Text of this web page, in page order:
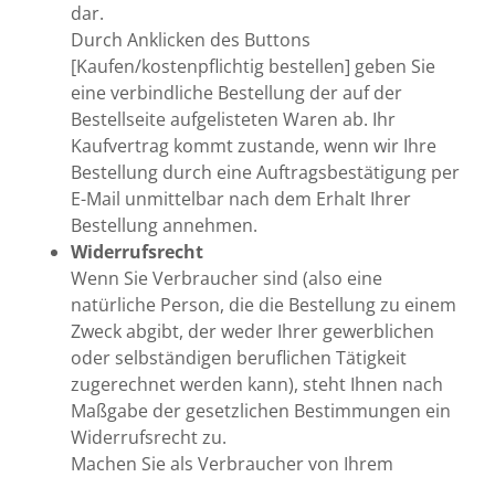
dar.
Durch Anklicken des Buttons
[Kaufen/kostenpflichtig bestellen] geben Sie
eine verbindliche Bestellung der auf der
Bestellseite aufgelisteten Waren ab. Ihr
Kaufvertrag kommt zustande, wenn wir Ihre
Bestellung durch eine Auftragsbestätigung per
E-Mail unmittelbar nach dem Erhalt Ihrer
Bestellung annehmen.
Widerrufsrecht
Wenn Sie Verbraucher sind (also eine
natürliche Person, die die Bestellung zu einem
Zweck abgibt, der weder Ihrer gewerblichen
oder selbständigen beruflichen Tätigkeit
zugerechnet werden kann), steht Ihnen nach
Maßgabe der gesetzlichen Bestimmungen ein
Widerrufsrecht zu.
Machen Sie als Verbraucher von Ihrem